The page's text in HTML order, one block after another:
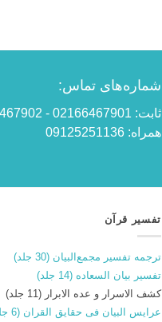
شماره‌های تماس:
ثابت: 02166467901 - 02166467902
همراه: 09125251136
تفسیر قرآن
ترجمه تفسیر مجمع‌البیان (30 جلد)
تفسیر بیان السعاده (14 جلد)
کشف الاسرار و عده الابرار (11 جلد)
عرایس البیان فی حقایق القران (6 جلد)